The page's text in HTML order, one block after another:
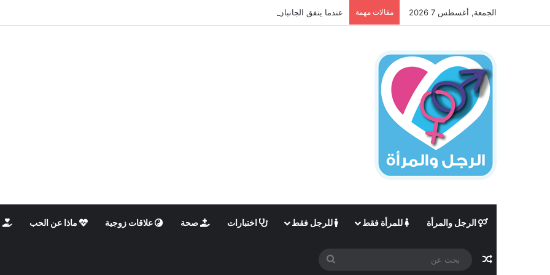
الجمعة, أغسطس 7 2026 مقالات مهمة عندما يتفق الجانبان الذكوري والأنثوي داخلنا، ما الذي يحدث؟
الرجل والمرأة للمرأة فقط للرجل فقط اختبارات صحة علاقات زوجية ماذا عن الحب
مقال عشوائي